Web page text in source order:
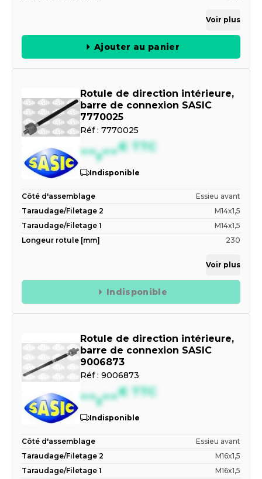
Voir plus
Ajouter au panier
Rotule de direction intérieure,
barre de connexion SASIC
7770025
Réf : 7770025
--,--€ TTC
Indisponible
Côté d'assemblage
Essieu avant
Taraudage/Filetage 2
M14x1,5
Taraudage/Filetage 1
M14x1,5
Longeur rotule [mm]
230
Voir plus
Indisponible
Rotule de direction intérieure,
barre de connexion SASIC
9006873
Réf : 9006873
--,--€ TTC
Indisponible
Côté d'assemblage
Essieu avant
Taraudage/Filetage 2
M16x1,5
Taraudage/Filetage 1
M16x1,5